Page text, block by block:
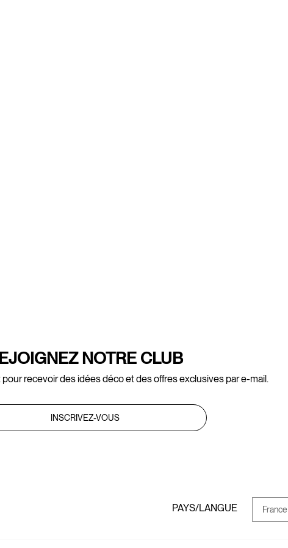
NOTRE CLUB
pour recevoir des idées déco et des offres exclusives par e-mail.
INSCRIVEZ-VOUS
PAYS/LANGUE France